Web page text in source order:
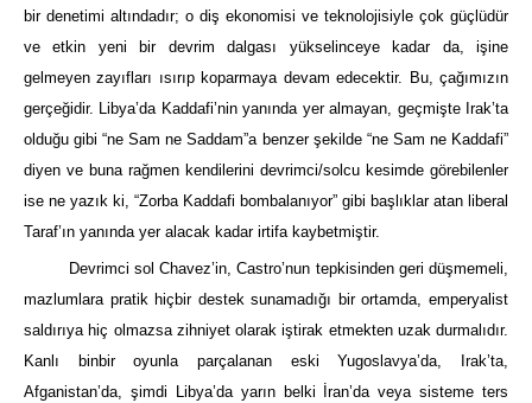
bir denetimi altındadır; o diş ekonomisi ve teknolojisiyle çok güçlüdür
ve etkin yeni bir devrim dalgası yükselinceye kadar da, işine
gelmeyen zayıfları ısırıp koparmaya devam edecektir. Bu, çağımızın
gerçeğidir. Libya’da Kaddafi’nin yanında yer almayan, geçmişte Irak’ta
olduğu gibi “ne Sam ne Saddam”a benzer şekilde “ne Sam ne Kaddafi”
diyen ve buna rağmen kendilerini devrimci/solcu kesimde görebilenler
ise ne yazık ki, “Zorba Kaddafi bombalanıyor” gibi başlıklar atan liberal
Taraf’ın yanında yer alacak kadar irtifa kaybetmiştir.
Devrimci sol Chavez’in, Castro’nun tepkisinden geri düşmemeli,
mazlumlara pratik hiçbir destek sunamadığı bir ortamda, emperyalist
saldırıya hiç olmazsa zihniyet olarak iştirak etmekten uzak durmalıdır.
Kanlı binbir oyunla parçalanan eski Yugoslavya’da, Irak’ta,
Afganistan’da, şimdi Libya’da yarın belki İran’da veya sisteme ters